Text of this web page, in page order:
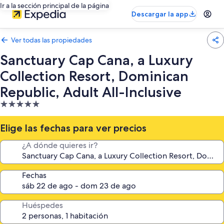
Ir a la sección principal de la página
Descargar la app
Ver todas las propiedades
Sanctuary Cap Cana, a Luxury
Collection Resort, Dominican
Republic, Adult All-Inclusive
Propiedad
de
5.0
estrellas
Elige las fechas para ver precios
¿A dónde quieres ir?
Fechas
Huéspedes